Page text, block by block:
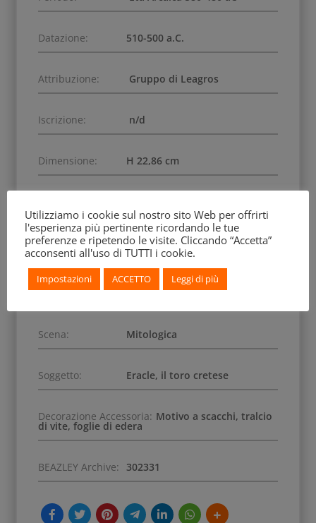
Datazione: 510-500 a.C.
Attribuzione: Gruppo di Leagros
Iscrizione: n/d
Dimensione: H 22,86 cm
Data di Acquisizione: 1836
Precedenti Collezioni: Edmé Antoine Durand;
Peter Oluf Brøndsted
Scena: Mitologica
Soggetto: Eracle, il toro cretese
Decorazione Accessoria: Motivo a scacchi, tralcio
di vite, foglie di edera
BEAZLEY Archive: 302331
Utilizziamo i cookie sul nostro sito Web per offrirti
l'esperienza più pertinente ricordando le tue
preferenze e ripetendo le visite. Cliccando “Accetta”
acconsenti all'uso di TUTTI i cookie.
Impostazioni ACCETTO Leggi di più